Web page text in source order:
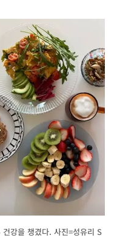
강을 챙겼다. 사진=성유리 S